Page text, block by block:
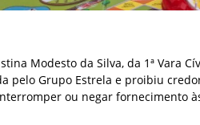
Modesto da Silva, da 1ª Vara
pelo Grupo Estrela e proibiu
ou negar fornecimento